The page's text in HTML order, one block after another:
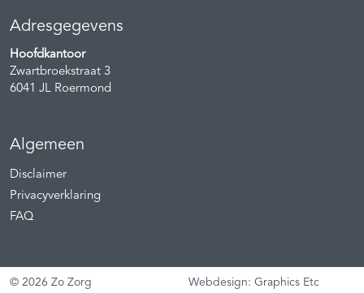
Adresgegevens
Hoofdkantoor
Zwartbroekstraat 3
6041 JL Roermond
Algemeen
Disclaimer
Privacyverklaring
FAQ
© 2026 Zo Zorg Webdesign: Graphics Etc